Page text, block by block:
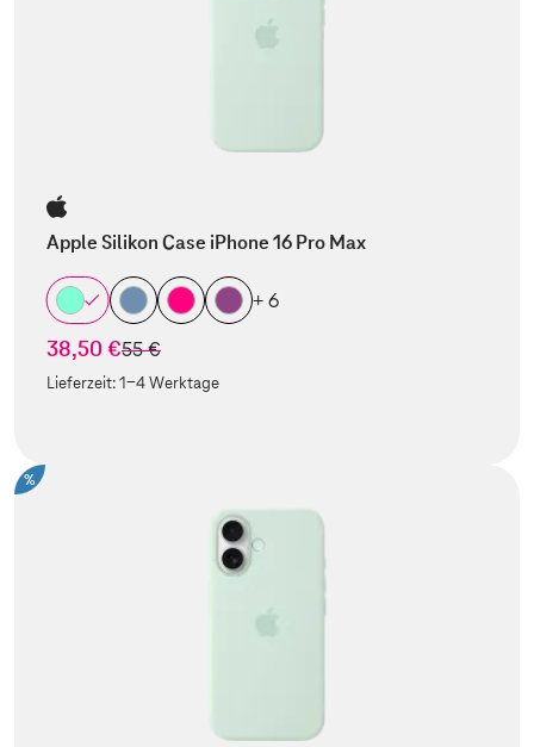
Apple Silikon Case iPhone 16 Pro Max
+ 6
38,50 €statt
55 €
Lieferzeit:1-4 Werktage
%